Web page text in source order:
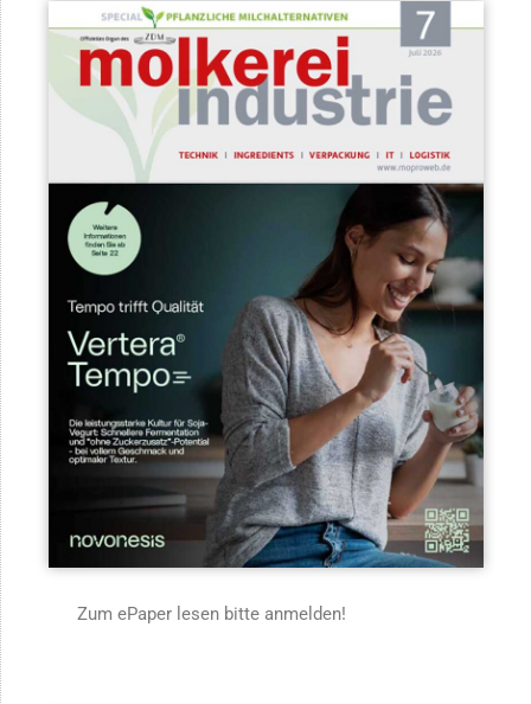
Zum ePaper lesen bitte anmelden!